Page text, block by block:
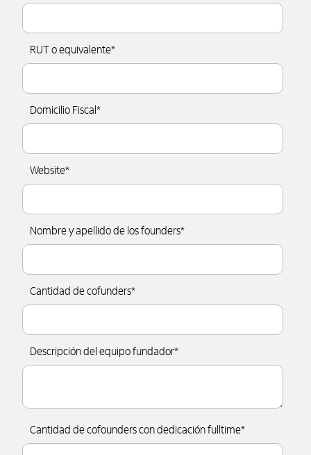
RUT o equivalente*
Domicilio Fiscal *
Website*
Nombre y apellido de los founders*
Cantidad de cofunders*
Descripción del equipo fundador*
Cantidad de cofounders con dedicación fulltime*